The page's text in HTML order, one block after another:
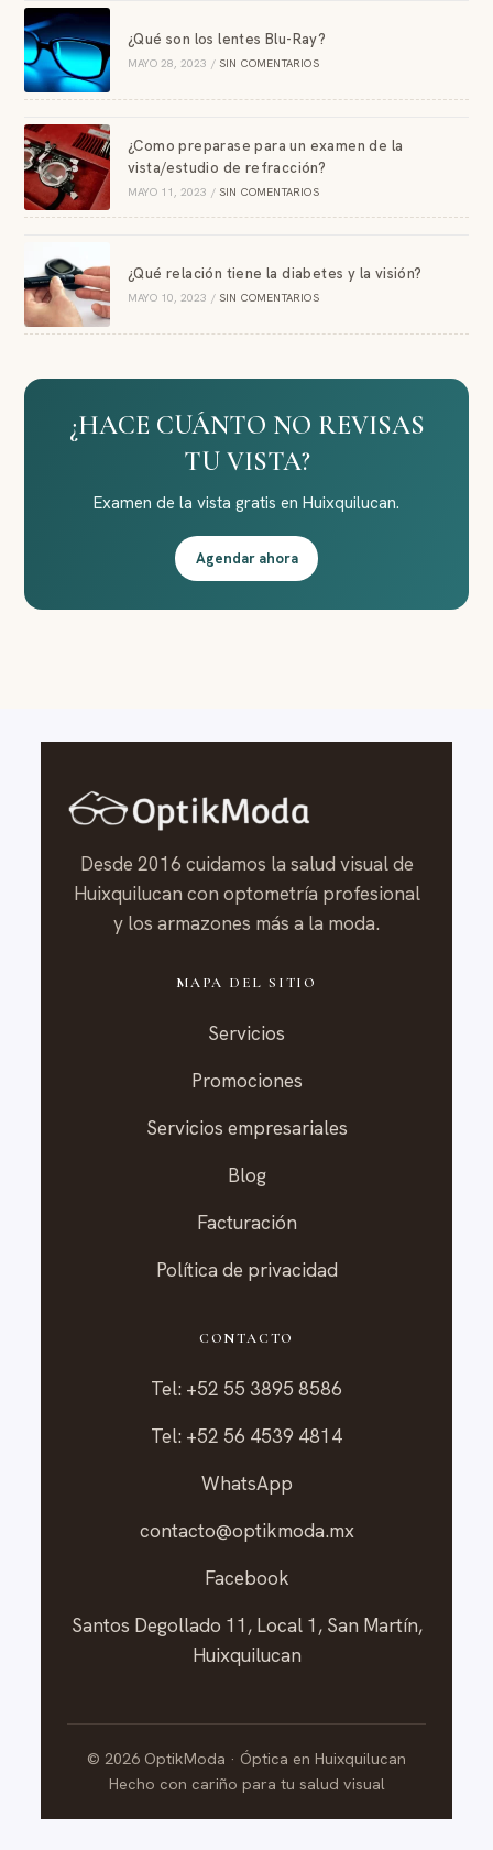
¿Qué son los lentes Blu-Ray?
MAYO 28, 2023 / SIN COMENTARIOS
¿Como preparase para un examen de la
vista/estudio de refracción?
MAYO 11, 2023 / SIN COMENTARIOS
¿Qué relación tiene la diabetes y la visión?
MAYO 10, 2023 / SIN COMENTARIOS
¿HACE CUÁNTO NO REVISAS
TU VISTA?
Examen de la vista gratis en Huixquilucan.
Agendar ahora
Desde 2016 cuidamos la salud visual de
Huixquilucan con optometría profesional
y los armazones más a la moda.
MAPA DEL SITIO
Servicios
Promociones
Servicios empresariales
Blog
Facturación
Política de privacidad
CONTACTO
Tel: +52 55 3895 8586
Tel: +52 56 4539 4814
WhatsApp
contacto@optikmoda.mx
Facebook
Santos Degollado 11, Local 1, San Martín,
Huixquilucan
© 2026 OptikModa · Óptica en Huixquilucan
Hecho con cariño para tu salud visual